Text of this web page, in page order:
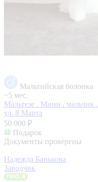
Мальтийская болонка
~5 мес.
Мальтезе . Мини . мальчик .
ул. 8 Марта
50 000 ₽
Подарок
Документы проверены
Надежда Банькова
Заводчик